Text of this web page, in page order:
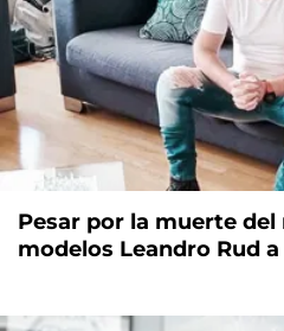
Pesar por la muerte
modelos Leandro Rud a